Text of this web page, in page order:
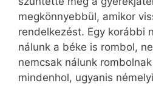
megkönnyebbül, amikor
rendelkezést. Egy korábbi
nálunk a béke is rombol,
nemcsak nálunk
mindenhol, ugyanis